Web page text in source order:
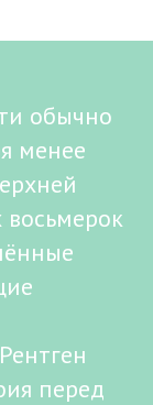
обычно
менее
перед